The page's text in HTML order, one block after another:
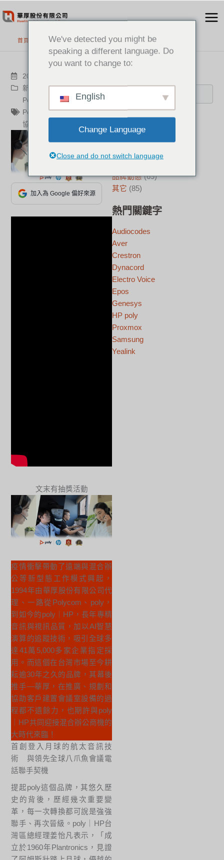
至
首頁 最新消息
2023-04-11
新聞中心
Poly
Hualiteq, 華厚 ,
PolyG7500,混合辦公,視訊
協作
加入為 Google 偏好來源
文末有抽獎活動
疫情衝擊帶動了遠端與混合辦
公等新型態工作模式興起，
1994年由華厚股份有限公司代
理、一路從Polycom、poly，
到如今的poly｜HP，長年專精
音訊與視訊品質，加以AI智慧
演算的追蹤技術，吸引全球多
達41萬5,000多家企業指定採
用。而這個在台灣市場至今耕
耘逾30年之久的品牌，其幕後
推手—華厚，在推廣、規劃和
協助客戶建置會議室設備的過
程都不遺餘力，也期許與poly
｜HP共同迎接混合辦公商機的
大時代來臨！
首創登入月球的航太音訊技
術 與領先全球八爪魚會議電
話聯手契機
提起poly這個品牌，其悠久歷
史的背後，歷經幾次重要變
革，每一次轉換都可說是強強
聯手、再次晉級。poly｜HP台
灣區總經理姜怡凡表示，「成
立於1960年Plantronics，見證
搜尋
分類
新聞中心(21)
成功案例
品牌動態(69)
其它 (85)
熱門關鍵字
Audiocodes
Aver
Crestron
Dynacord
Electro Voice
Epos
Genesys
HP poly
Proxmox
Samsung
Yealink
We've detected you might be
speaking a different language. Do
you want to change to:
English
Change Language
Close and do not switch language